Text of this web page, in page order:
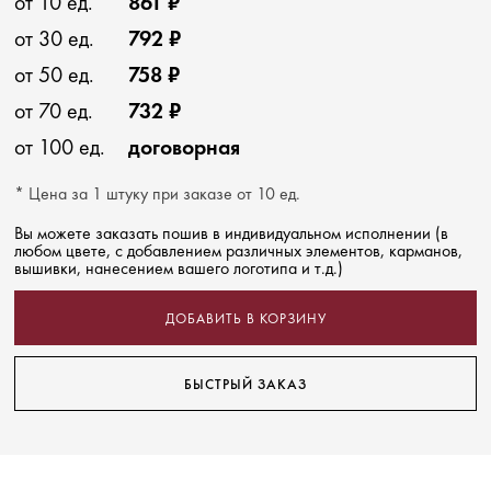
от 30 ед.
792 ₽
от 50 ед.
758 ₽
от 70 ед.
732 ₽
от 100 ед.
договорная
* Цена за 1 штуку при заказе от 10 ед.
Вы можете заказать пошив в индивидуальном исполнении (в
любом цвете, с добавлением различных элементов, карманов,
вышивки, нанесением вашего логотипа и т.д.)
ДОБАВИТЬ В КОРЗИНУ
БЫСТРЫЙ ЗАКАЗ